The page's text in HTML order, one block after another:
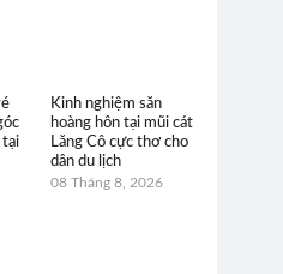
tại
Kinh nghiệm săn
hoàng hôn tại mũi cát
Lăng Cô cực thơ cho
dân du lịch
08 Tháng 8, 2026